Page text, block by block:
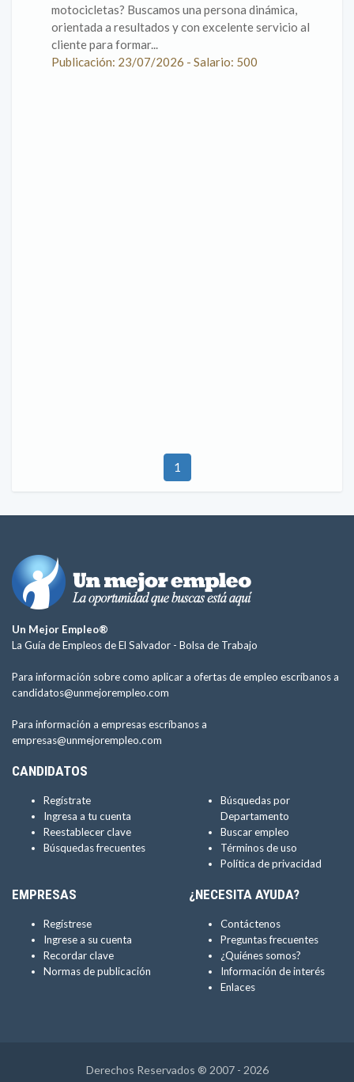
motocicletas? Buscamos una persona dinámica,
orientada a resultados y con excelente servicio al
cliente para formar...
Publicación: 23/07/2026 - Salario: 500
1
Un Mejor Empleo®
La Guía de Empleos de El Salvador - Bolsa de Trabajo
Para información sobre como aplicar a ofertas de empleo escríbanos a
candidatos@unmejorempleo.com
Para información a empresas escríbanos a
empresas@unmejorempleo.com
CANDIDATOS
Regístrate
Ingresa a tu cuenta
Reestablecer clave
Búsquedas frecuentes
Búsquedas por
Departamento
Buscar empleo
Términos de uso
Política de privacidad
EMPRESAS
Regístrese
Ingrese a su cuenta
Recordar clave
Normas de publicación
¿NECESITA AYUDA?
Contáctenos
Preguntas frecuentes
¿Quiénes somos?
Información de interés
Enlaces
Derechos Reservados ® 2007 - 2026